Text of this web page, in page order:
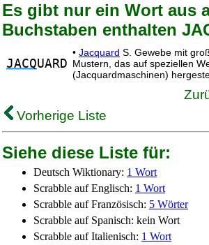
Es gibt nur ein Wort aus
Buchstaben enthalten
JACQUARD
• Jacquard S. Gewebe mit
Mustern, das auf speziellen
(Jacquardmaschinen)
Vorherige Liste
Siehe diese Liste für:
Deutsch Wiktionary: 1 Wort
Scrabble auf Englisch: 1 Wort
Scrabble auf Französisch: 5 Wörter
Scrabble auf Spanisch: kein Wort
Scrabble auf Italienisch: 1 Wort